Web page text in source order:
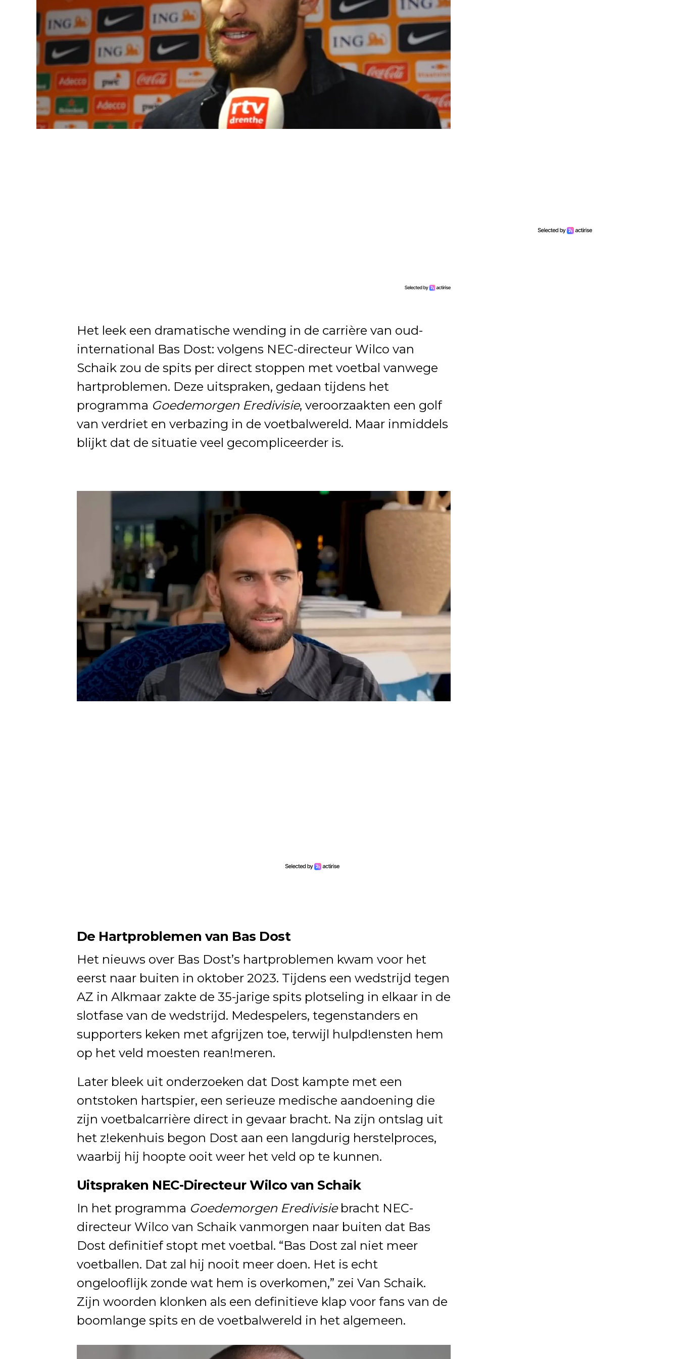
Het leek een dramatische wending in de carrière van oud-
international Bas Dost: volgens NEC-directeur Wilco van
Schaik zou de spits per direct stoppen met voetbal vanwege
hartproblemen. Deze uitspraken, gedaan tijdens het
programma Goedemorgen Eredivisie, veroorzaakten een golf
van verdriet en verbazing in de voetbalwereld. Maar inmiddels
blijkt dat de situatie veel gecompliceerder is.
De Hartproblemen van Bas Dost
Het nieuws over Bas Dost’s hartproblemen kwam voor het
eerst naar buiten in oktober 2023. Tijdens een wedstrijd tegen
AZ in Alkmaar zakte de 35-jarige spits plotseling in elkaar in de
slotfase van de wedstrijd. Medespelers, tegenstanders en
supporters keken met afgrijzen toe, terwijl hulpd!ensten hem
op het veld moesten rean!meren.
Later bleek uit onderzoeken dat Dost kampte met een
ontstoken hartspier, een serieuze medische aandoening die
zijn voetbalcarrière direct in gevaar bracht. Na zijn ontslag uit
het z!ekenhuis begon Dost aan een langdurig herstelproces,
waarbij hij hoopte ooit weer het veld op te kunnen.
Uitspraken NEC-Directeur Wilco van Schaik
In het programma Goedemorgen Eredivisiebracht NEC-
directeur Wilco van Schaik vanmorgen naar buiten dat Bas
Dost definitief stopt met voetbal. “Bas Dost zal niet meer
voetballen. Dat zal hij nooit meer doen. Het is echt
ongelooflijk zonde wat hem is overkomen,” zei Van Schaik.
Zijn woorden klonken als een definitieve klap voor fans van de
boomlange spits en de voetbalwereld in het algemeen.